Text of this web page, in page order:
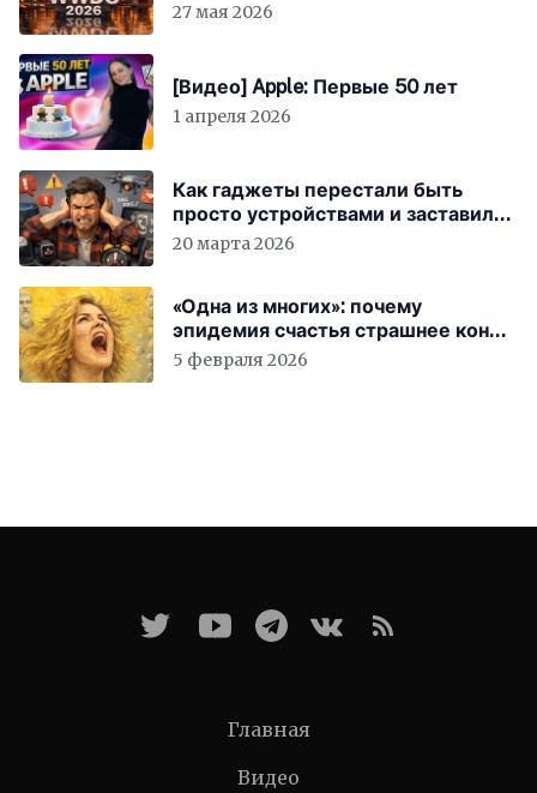
27 мая 2026
[Видео] Apple: Первые 50 лет
1 апреля 2026
Как гаджеты перестали быть
просто устройствами и заставили
вас бесплатно работать
20 марта 2026
«Одна из многих»: почему
эпидемия счастья страшнее конца
света
5 февраля 2026
Главная
Видео